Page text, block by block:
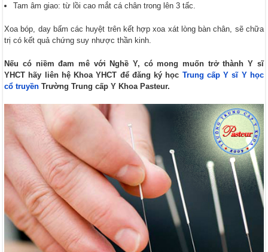
Tam âm giao: từ lồi cao mắt cá chân trong lên 3 tấc.
Xoa bóp, day bấm các huyệt trên kết hợp xoa xát lòng bàn chân, sẽ chữa
trị có kết quả chứng suy nhược thần kinh.
Nếu có niềm đam mê với Nghề Y, có mong muốn trở thành Y sĩ
YHCT hãy liên hệ Khoa YHCT để đăng ký học Trung cấp Y sĩ Y học
cổ truyền Trường Trung cấp Y Khoa Pasteur.